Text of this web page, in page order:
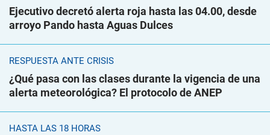
Ejecutivo decretó alerta roja hasta las 04.00, desde
arroyo Pando hasta Aguas Dulces
RESPUESTA ANTE CRISIS
¿Qué pasa con las clases durante la vigencia de una
alerta meteorológica? El protocolo de ANEP
HASTA LAS 18 HORAS